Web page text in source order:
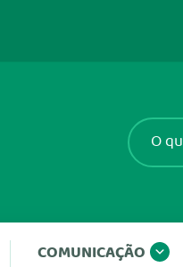
COMUNICAÇÃO